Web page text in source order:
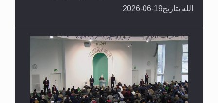
الله بتاريخ19-06-2026